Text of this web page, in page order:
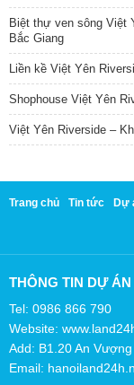
Biệt thự ven sông Việt
Bắc Giang
Liền kề Việt Yên
Shophouse Việt Yên
Việt Yên Riverside –
Trang chủ Tin tức Dự
THÔNG TIN DỰ
Tel: 0986 866 790
Website:
Add: B1.20 An
Email: